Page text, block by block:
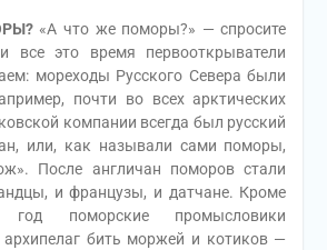
«А что же поморы?» — спросите
это время первооткрыватели
мореходы Русского Севера были
почти во всех арктических
компании всегда был русский
или, как называли сами поморы,
После англичан поморов стали
и французы, и датчане. Кроме
поморские промысловики
архипелаг бить моржей и котиков —